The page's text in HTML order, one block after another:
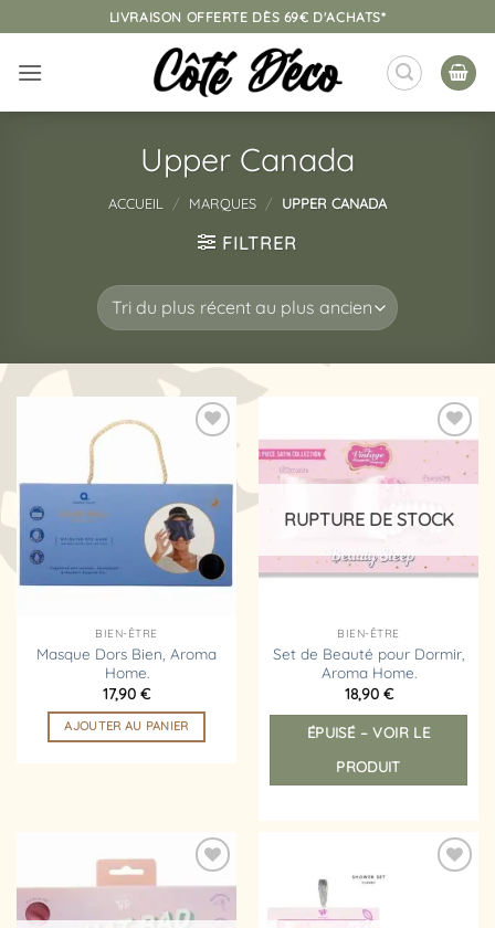
au
contenu
LIVRAISON OFFERTE DÈS 69€ D'ACHATS*
Upper Canada
ACCUEIL / MARQUES / UPPER CANADA
FILTRER
liste
d’envies
BIEN-ÊTRE
Masque Dors Bien, Aroma
Home.
17,90 €
AJOUTER AU PANIER
liste
RUPTURE DE STOCK
BIEN-ÊTRE
Set de Beauté pour Dormir,
Aroma Home.
18,90 €
ÉPUISÉ – VOIR LE
PRODUIT
Ajouter
à la
liste